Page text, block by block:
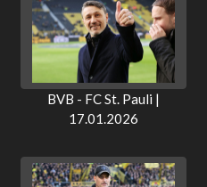
BVB - FC St. Pauli |
17.01.2026